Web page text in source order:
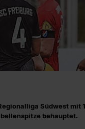
Südwest
behauptet.